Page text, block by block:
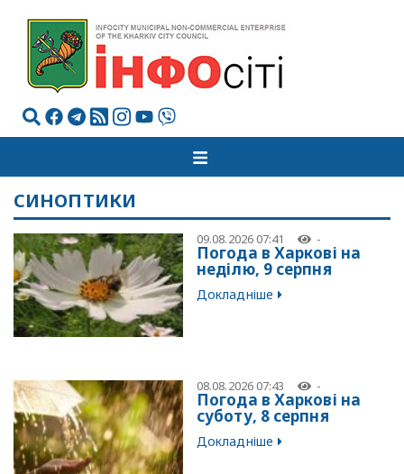
СИНОПТИКИ
09.08.2026 07:41 -
Погода в Харкові на
неділю, 9 серпня
Докладніше
08.08.2026 07:43 -
Погода в Харкові на
суботу, 8 серпня
Докладніше